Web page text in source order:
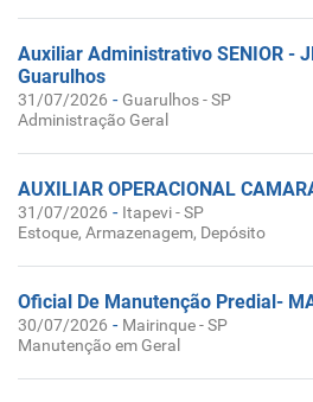
Auxiliar Administrativo SENIOR -
Guarulhos
31/07/2026 - Guarulhos - SP
Administração Geral
AUXILIAR OPERACIONAL
31/07/2026 - Itapevi - SP
Estoque, Armazenagem, Depósito
Oficial De Manutenção Predial-
30/07/2026 - Mairinque - SP
Manutenção em Geral